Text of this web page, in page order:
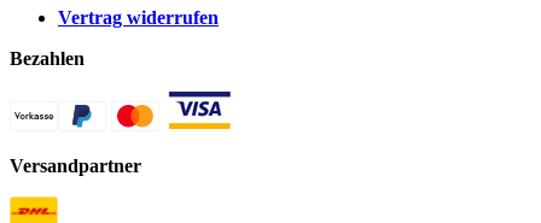
Vertrag widerrufen
Bezahlen
Versandpartner